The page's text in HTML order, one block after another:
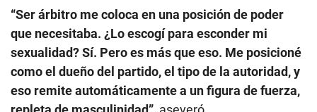
“Ser árbitro me coloca en una posición de poder
que necesitaba. ¿Lo escogí para esconder mi
sexualidad? Sí. Pero es más que eso. Me posicioné
como el dueño del partido, el tipo de la autoridad, y
eso remite automáticamente a un figura de fuerza,